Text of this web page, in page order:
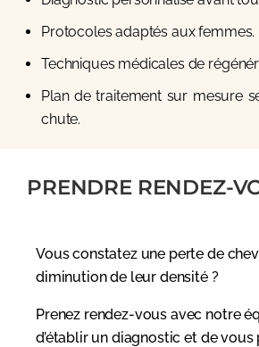
Protocoles adaptés aux femmes.
Techniques médicales de
Plan de traitement sur mesure
chute.
PRENDRE RENDEZ-
Vous constatez une perte de
diminution de leur densité ?
Prenez rendez-vous avec notre
d’établir un diagnostic et de